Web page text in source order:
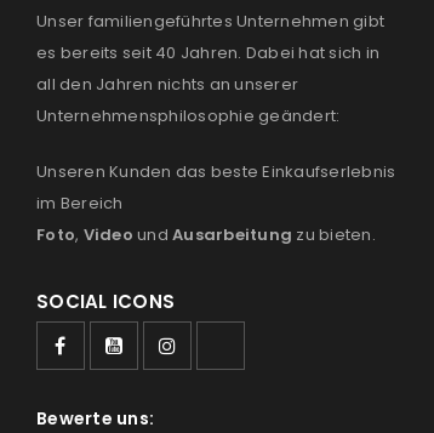
Unser familiengeführtes Unternehmen gibt
es bereits seit 40 Jahren. Dabei hat sich in
all den Jahren nichts an unserer
Unternehmensphilosophie geändert:
Unseren Kunden das beste Einkaufserlebnis
im Bereich
Foto, Video und Ausarbeitung zu bieten.
SOCIAL ICONS
Bewerte uns: